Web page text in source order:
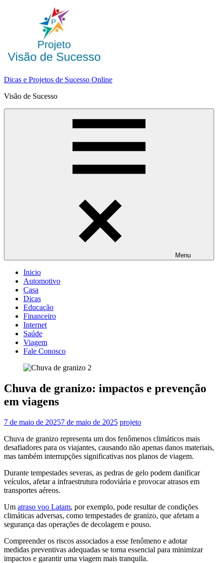
Dicas e Projetos de Sucesso Online
Visão de Sucesso
Menu
Inicio
Automotivo
Casa
Dicas
Educação
Financeiro
Internet
Saúde
Viagem
Fale Conosco
Chuva de granizo: impactos e prevenção
em viagens
7 de maio de 20257 de maio de 2025 projeto
Chuva de granizo representa um dos fenômenos climáticos mais
desafiadores para os viajantes, causando não apenas danos materiais,
mas também interrupções significativas nos planos de viagem.
Durante tempestades severas, as pedras de gelo podem danificar
veículos, afetar a infraestrutura rodoviária e provocar atrasos em
transportes aéreos.
Um atraso voo Latam, por exemplo, pode resultar de condições
climáticas adversas, como tempestades de granizo, que afetam a
segurança das operações de decolagem e pouso.
Compreender os riscos associados a esse fenômeno e adotar
medidas preventivas adequadas se torna essencial para minimizar
impactos e garantir uma viagem mais tranquila.